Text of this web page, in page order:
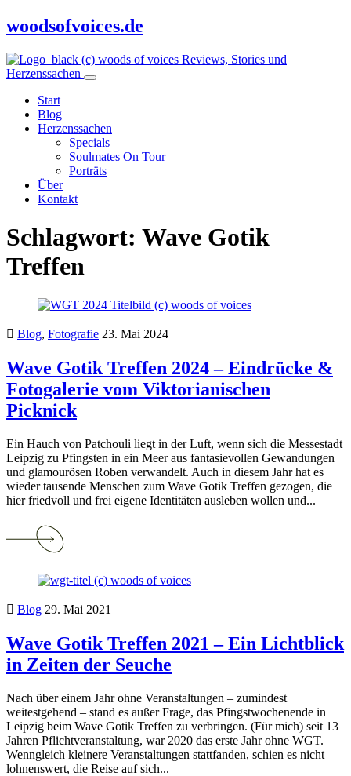
woodsofvoices.de
Reviews, Stories und
Herzenssachen
Start
Blog
Herzenssachen
Specials
Soulmates On Tour
Porträts
Über
Kontakt
Schlagwort: Wave Gotik
Treffen
Blog, Fotografie 23. Mai 2024
Wave Gotik Treffen 2024 – Eindrücke &
Fotogalerie vom Viktorianischen
Picknick
Ein Hauch von Patchouli liegt in der Luft, wenn sich die Messestadt
Leipzig zu Pfingsten in ein Meer aus fantasievollen Gewandungen
und glamourösen Roben verwandelt. Auch in diesem Jahr hat es
wieder tausende Menschen zum Wave Gotik Treffen gezogen, die
hier friedvoll und frei eigene Identitäten ausleben wollen und...
Treffen
–
&
Fotogalerie
vom
Picknick
Blog 29. Mai 2021
Wave Gotik Treffen 2021 – Ein Lichtblick
in Zeiten der Seuche
Nach über einem Jahr ohne Veranstaltungen – zumindest
weitestgehend – stand es außer Frage, das Pfingstwochenende in
Leipzig beim Wave Gotik Treffen zu verbringen. (Für mich) seit 13
Jahren Pflichtveranstaltung, war 2020 das erste Jahr ohne WGT.
Wenngleich kleinere Veranstaltungen stattfanden, schien es nicht
lohnenswert, die Reise auf sich...